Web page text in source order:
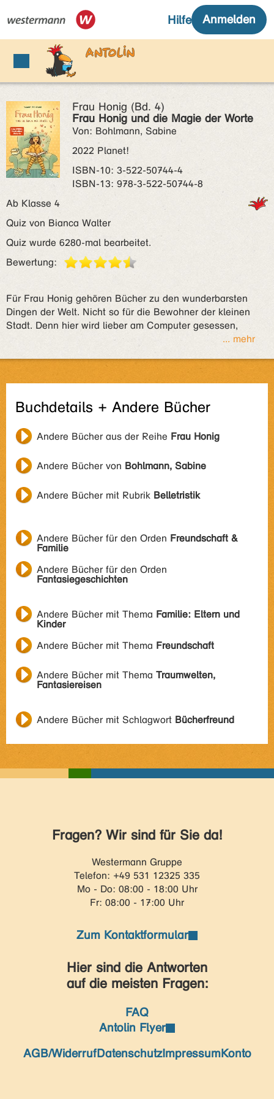
Frau Honig (Bd. 4)
Frau Honig und die Magie der Worte
Von: Bohlmann, Sabine
2022 Planet!
ISBN‑10: 3-522-50744-4
ISBN‑13: 978-3-522-50744-8
Ab Klasse 4
Quiz von Bianca Walter
Quiz wurde 6280-mal bearbeitet.
Bewertung:
Für Frau Honig gehören Bücher zu den wunderbarsten
Dingen der Welt. Nicht so für die Bewohner der kleinen
Stadt. Denn hier wird lieber am Computer gesessen,
... mehr
Buchdetails + Andere Bücher
Andere Bücher aus der Reihe Frau Honig
Andere Bücher von Bohlmann, Sabine
Andere Bücher mit Rubrik Belletristik
Andere Bücher für den Orden Freundschaft &
Familie
Andere Bücher für den Orden
Fantasiegeschichten
Andere Bücher mit Thema Familie: Eltern und
Kinder
Andere Bücher mit Thema Freundschaft
Andere Bücher mit Thema Traumwelten,
Fantasiereisen
Andere Bücher mit Schlagwort Bücherfreund